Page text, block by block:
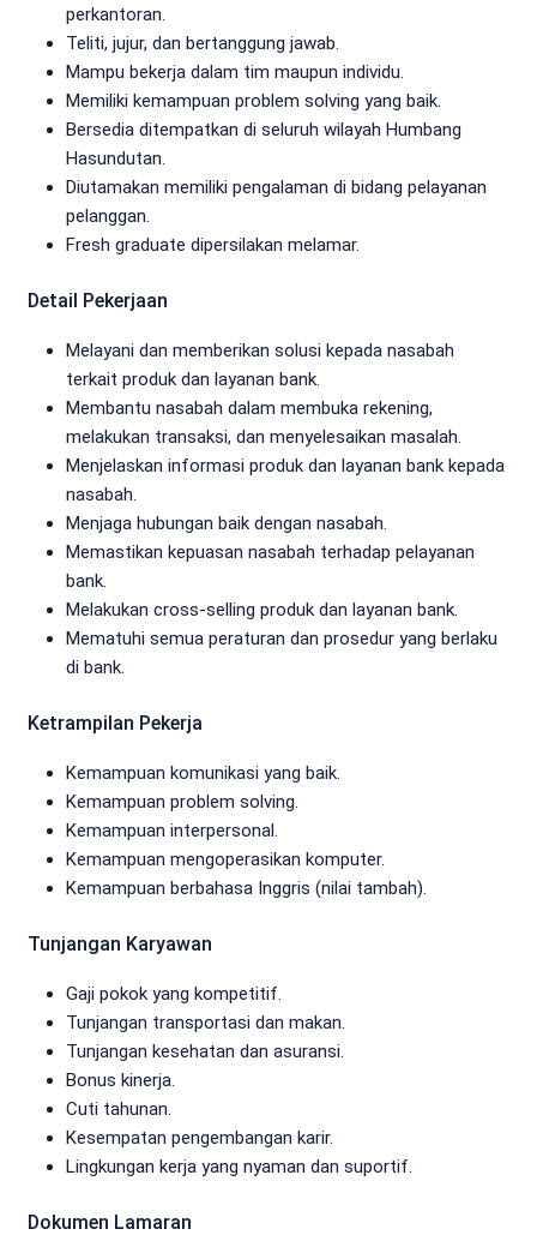
perkantoran.
Teliti, jujur, dan bertanggung jawab.
Mampu bekerja dalam tim maupun individu.
Memiliki kemampuan problem solving yang baik.
Bersedia ditempatkan di seluruh wilayah Humbang
Hasundutan.
Diutamakan memiliki pengalaman di bidang pelayanan
pelanggan.
Fresh graduate dipersilakan melamar.
Detail Pekerjaan
Melayani dan memberikan solusi kepada nasabah
terkait produk dan layanan bank.
Membantu nasabah dalam membuka rekening,
melakukan transaksi, dan menyelesaikan masalah.
Menjelaskan informasi produk dan layanan bank kepada
nasabah.
Menjaga hubungan baik dengan nasabah.
Memastikan kepuasan nasabah terhadap pelayanan
bank.
Melakukan cross-selling produk dan layanan bank.
Mematuhi semua peraturan dan prosedur yang berlaku
di bank.
Ketrampilan Pekerja
Kemampuan komunikasi yang baik.
Kemampuan problem solving.
Kemampuan interpersonal.
Kemampuan mengoperasikan komputer.
Kemampuan berbahasa Inggris (nilai tambah).
Tunjangan Karyawan
Gaji pokok yang kompetitif.
Tunjangan transportasi dan makan.
Tunjangan kesehatan dan asuransi.
Bonus kinerja.
Cuti tahunan.
Kesempatan pengembangan karir.
Lingkungan kerja yang nyaman dan suportif.
Dokumen Lamaran